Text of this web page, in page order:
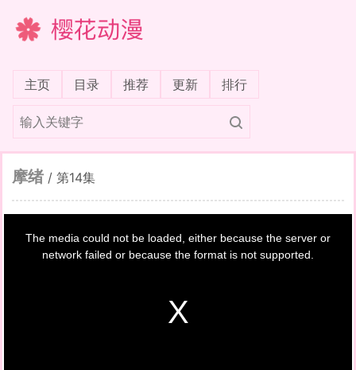
樱花动漫
主页(current)
目录 推荐 更新 排行
摩绪 / 第14集